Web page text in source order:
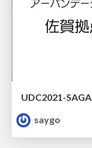
UDC2021-SAGA
saygo